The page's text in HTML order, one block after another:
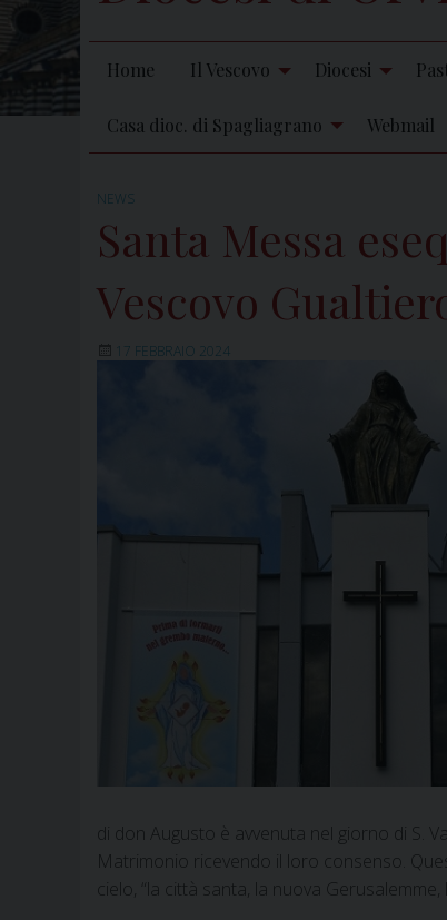
Home Il Vescovo Diocesi
Casa dioc. di Spagliagrano Webmail
NEWS
Santa Messa
Vescovo
17 FEBBRAIO 2024
di don Augusto è avvenuta nel giorno di S.
Matrimonio ricevendo il loro consenso.
cielo, “la città santa, la nuova